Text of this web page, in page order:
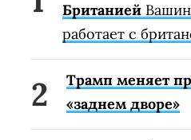
Британией
работает с
Трамп меняет
«заднем дворе»